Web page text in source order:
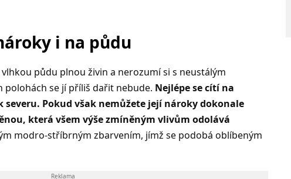
i na půdu
půdu plnou živin a nerozumí si s neustálým
polohách se jí příliš dařit nebude. Nejlépe se cítí na
Pokud však nemůžete její nároky dokonale
která všem výše zmíněným vlivům odolává
modro-stříbrným zbarvením, jímž se podobá oblíbeným
Reklama